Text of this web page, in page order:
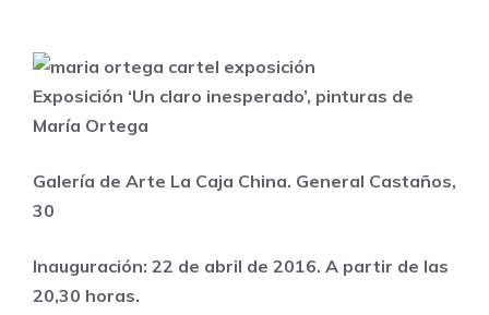
Exposición ‘Un claro inesperado’, pinturas de
María Ortega
Galería de Arte La Caja China. General Castaños,
30
Inauguración: 22 de abril de 2016. A partir de las
20,30 horas.